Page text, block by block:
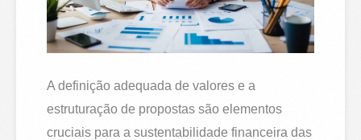
A definição adequada de valores e a
estruturação de propostas são elementos
cruciais para a sustentabilidade financeira das